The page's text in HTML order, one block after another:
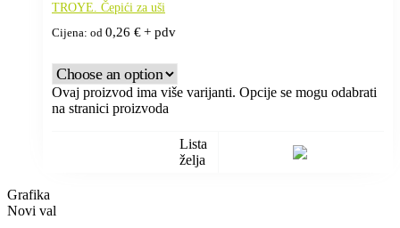
TROYE. Čepići za uši
Cijena: od 0,26 €+ pdv
Ovaj proizvod ima više varijanti. Opcije se mogu odabrati
na stranici proizvoda
Lista
želja
Grafika
Novi val